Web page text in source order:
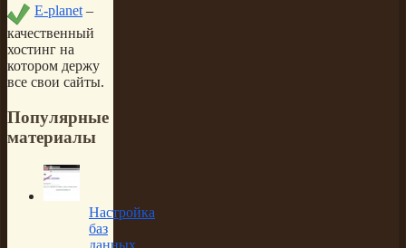
E-planet –
качественный
хостинг на
котором держу
все свои сайты.
Популярные
материалы
Настройка
баз
данных